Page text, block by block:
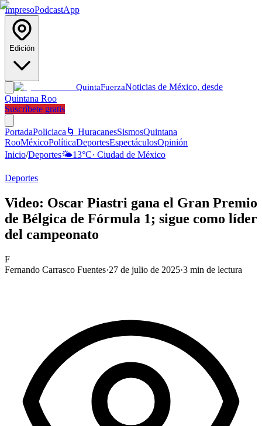
ImpresoPodcastApp
Edición
QuintaFuerzaNoticias de México, desde
Quintana Roo
Suscríbete gratis
PortadaPoliciaca 🌀 HuracanesSismosQuintana
RooMéxicoPolíticaDeportesEspectáculosOpinión
Inicio/Deportes🌤️13°C· Ciudad de México
Deportes
Video: Oscar Piastri gana el Gran Premio
de Bélgica de Fórmula 1; sigue como líder
del campeonato
F
Fernando Carrasco Fuentes·27 de julio de 2025·3 min de lectura